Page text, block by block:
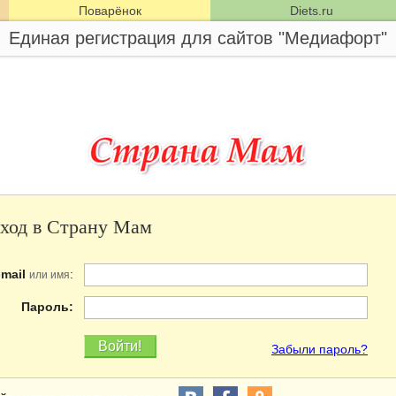
Поварёнок Diets.ru
Единая регистрация для сайтов "Медиафорт"
в Страну Мам
или имя:
Пароль:
Забыли пароль?